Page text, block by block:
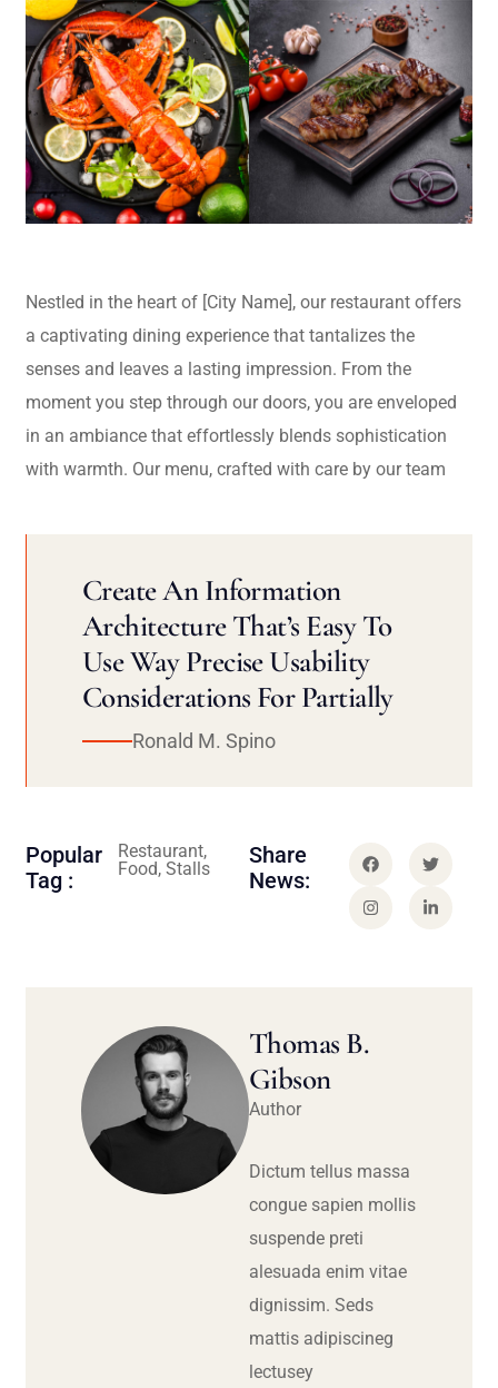
Nestled in the heart of [City Name], our restaurant offers
a captivating dining experience that tantalizes the
senses and leaves a lasting impression. From the
moment you step through our doors, you are enveloped
in an ambiance that effortlessly blends sophistication
with warmth. Our menu, crafted with care by our team
Create An Information
Architecture That’s Easy To
Use Way Precise Usability
Considerations For Partially
Ronald M. Spino
Popular
Tag :
Restaurant,
Food, Stalls
Share
News:
Thomas B.
Gibson
Author
Dictum tellus massa
congue sapien mollis
suspende preti
alesuada enim vitae
dignissim. Seds
mattis adipiscineg
lectusey